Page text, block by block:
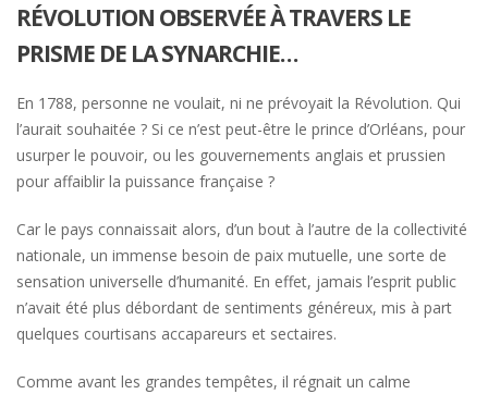
RÉVOLUTION OBSERVÉE À TRAVERS LE
PRISME DE LA SYNARCHIE…
En 1788, personne ne voulait, ni ne prévoyait la Révolution. Qui
l’aurait souhaitée ? Si ce n’est peut-être le prince d’Orléans, pour
usurper le pouvoir, ou les gouvernements anglais et prussien
pour affaiblir la puissance française ?
Car le pays connaissait alors, d’un bout à l’autre de la collectivité
nationale, un immense besoin de paix mutuelle, une sorte de
sensation universelle d’humanité. En effet, jamais l’esprit public
n’avait été plus débordant de sentiments généreux, mis à part
quelques courtisans accapareurs et sectaires.
Comme avant les grandes tempêtes, il régnait un calme